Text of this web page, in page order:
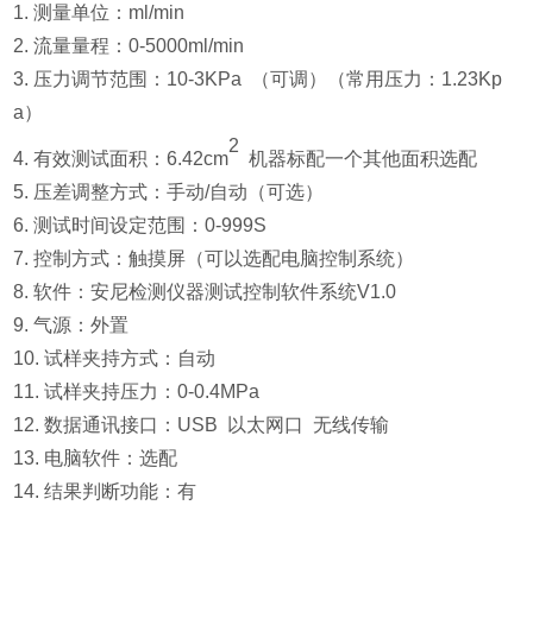
1. 测量单位：ml/min
2.流量量程：0-5000ml/min
3. 压力调节范围：10-3KPa （可调）（常用压力：1.23Kp
a）
4. 有效测试面积：6.42cm
2
机器标配一个其他面积选配
5. 压差调整方式：手动/自动（可选）
6.测试时间设定范围：0-999S
7. 控制方式：触摸屏（可以选配电脑控制系统）
8.软件：安尼检测仪器测试控制软件系统V1.0
9. 气源：外置
10. 试样夹持方式：自动
11.试样夹持压力：0-0.4MPa
12.数据通讯接口：USB 以太网口 无线传输
13. 电脑软件：选配
14. 结果判断功能：有